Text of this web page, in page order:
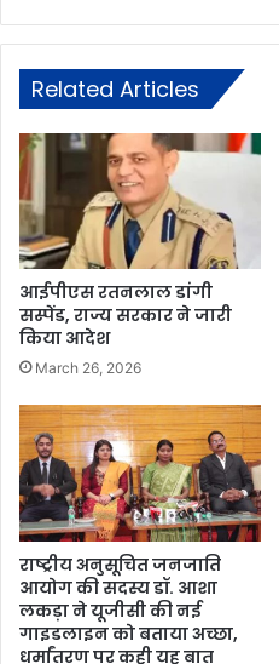
Related Articles
आईपीएस रतनलाल डांगी
सस्पेंड, राज्य सरकार ने जारी
किया आदेश
March 26, 2026
राष्ट्रीय अनुसूचित जनजाति
आयोग की सदस्य डॉ. आशा
लकड़ा ने यूजीसी की नई
गाइडलाइन को बताया अच्छा,
धर्मांतरण पर कही यह बात